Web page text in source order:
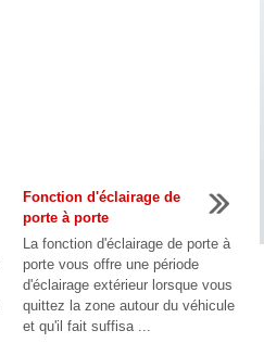
Fonction d'éclairage de
porte à porte
La fonction d'éclairage de porte à
porte vous offre une période
d'éclairage extérieur lorsque vous
quittez la zone autour du véhicule
et qu'il fait suffisa ...